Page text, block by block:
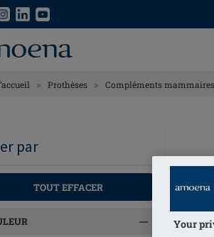
> Prothèses > Compléments mammaires
par
TOUT EFFACER
Your